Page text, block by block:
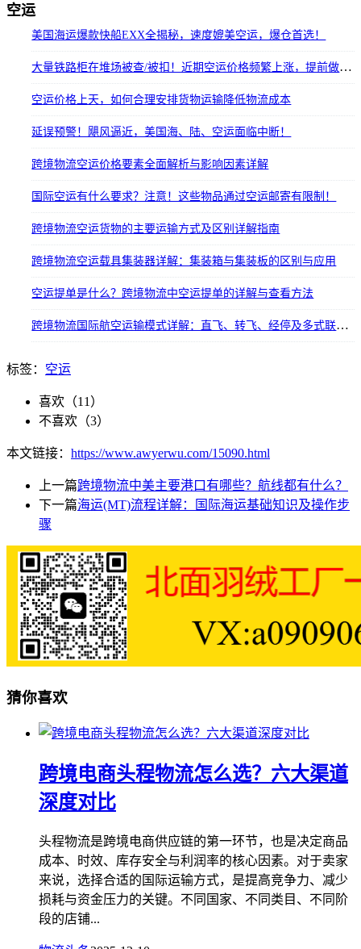
空运
美国海运爆款快船EXX全揭秘，速度媲美空运，爆仓首选！
大量铁路柜在堆场被查/被扣！近期空运价格频繁上涨，提前做好备货计划
空运价格上天，如何合理安排货物运输降低物流成本
延误预警！飓风逼近，美国海、陆、空运面临中断！
跨境物流空运价格要素全面解析与影响因素详解
国际空运有什么要求？注意！这些物品通过空运邮寄有限制！
跨境物流空运货物的主要运输方式及区别详解指南
跨境物流空运载具集装器详解：集装箱与集装板的区别与应用
空运提单是什么？跨境物流中空运提单的详解与查看方法
跨境物流国际航空运输模式详解：直飞、转飞、经停及多式联运优势分析
标签： 空运
喜欢（11 ）
不喜欢（3）
本文链接： https://www.awyerwu.com/15090.html
上一篇跨境物流中美主要港口有哪些？航线都有什么？
下一篇海运(MT)流程详解：国际海运基础知识及操作步
骤
猜你喜欢
跨境电商头程物流怎么选？六大渠道
深度对比
头程物流是跨境电商供应链的第一环节，也是决定商品
成本、时效、库存安全与利润率的核心因素。对于卖家
来说，选择合适的国际运输方式，是提高竞争力、减少
损耗与资金压力的关键。不同国家、不同类目、不同阶
段的店铺...